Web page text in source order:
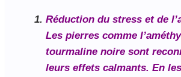
Réduction du stress et de
Les pierres comme
tourmaline noire sont
leurs effets calmants. En